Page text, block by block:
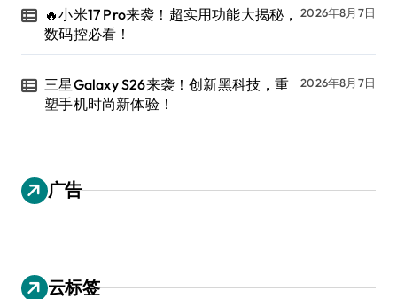
🔥小米17 Pro来袭！超实用功能大揭秘，
数码控必看！
2026年8月7日
三星Galaxy S26来袭！创新黑科技，重
塑手机时尚新体验！
2026年8月7日
广告
云标签